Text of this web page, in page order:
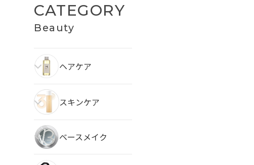
CATEGORY
Beauty
ヘアケア
スキンケア
ベースメイク